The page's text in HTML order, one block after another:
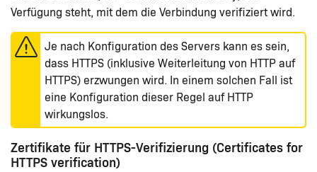
Verfügung steht, mit dem die Verbindung verifiziert wird.
Je nach Konfiguration des Servers kann es sein,
dass HTTPS (inklusive Weiterleitung von HTTP auf
HTTPS) erzwungen wird. In einem solchen Fall ist
eine Konfiguration dieser Regel auf HTTP
wirkungslos.
Zertifikate für HTTPS-Verifizierung (Certificates for
HTTPS verification)